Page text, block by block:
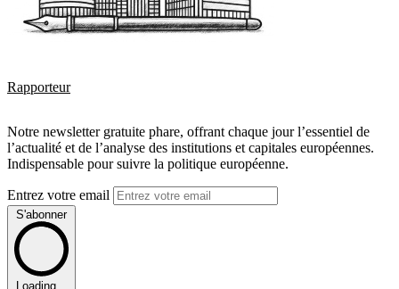
Rapporteur
Notre newsletter gratuite phare, offrant chaque jour l’essentiel de
l’actualité et de l’analyse des institutions et capitales européennes.
Indispensable pour suivre la politique européenne.
Entrez votre email
S'abonner
Loading...